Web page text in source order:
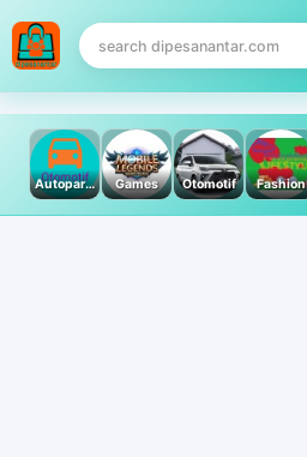
Autoparts Games Otomotif Fashion